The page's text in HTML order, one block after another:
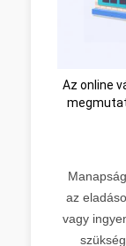
Az online
az
vagy